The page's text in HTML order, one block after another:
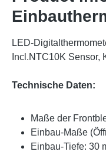
LED-
Incl.NTC10K Sensor,
Technische Daten:
Maße der
Einbau-Maße
Einbau-Tiefe: 30